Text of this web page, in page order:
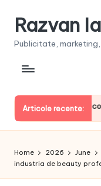
Razvan
Publicitate,
Articole recente:
europeni la consumul de
Home 2026 June
industria de beauty